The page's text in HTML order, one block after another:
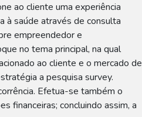
ao cliente uma experiência
à saúde através de consulta
empreendedor e
no tema principal, na qual
ao cliente e o mercado de
a pesquisa survey.
Efetua-se também o
financeiras; concluindo assim, a